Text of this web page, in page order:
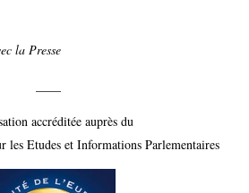
la Presse
accréditée auprès du
les Etudes et Informations Parlementaires